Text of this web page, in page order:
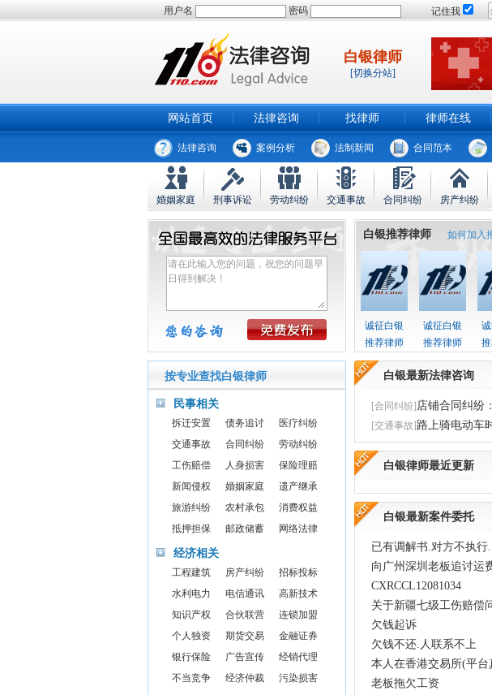
用户名 密码 记住我
白银律师
[切换分站]
网站首页 法律咨询 找律师 律师在线
法律咨询 案例分析 法制新闻 合同范本
婚姻家庭 刑事诉讼 劳动纠纷 交通事故 合同纠纷 房产纠纷
按专业查找白银律师
民事相关
拆迁安置 债务追讨
医疗纠纷
交通事故
合同纠纷
劳动纠纷
工伤赔偿
人身损害
保险理赔
新闻侵权
婚姻家庭
遗产继承
旅游纠纷
农村承包
消费权益
抵押担保
邮政储蓄 网络法律
经济相关
工程建筑 房产纠纷
招标投标
水利电力
电信通讯
高新技术
知识产权
合伙联营
连锁加盟
个人独资
期货交易
金融证券
银行保险
广告宣传
经销代理
不当竞争
经济仲裁 污染损害
白银推荐律师 如何加入
诚征白银
推荐律师
诚征白银
推荐律师
白银最新法律咨询
[合同纠纷]
[交通事故]
白银律师最近更新
白银最新案件委托
已有调解书.对方不执行.
向广州深圳老板追讨运
CXRCCL12081034
关于新疆七级工伤赔偿
欠钱起诉
欠钱不还.人联系不上
本人在香港交易所(平
老板拖欠工资